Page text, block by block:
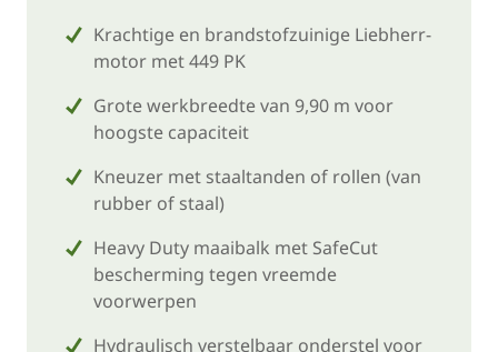
Krachtige en brandstofzuinige Liebherr-
motor met 449 PK
Grote werkbreedte van 9,90 m voor
hoogste capaciteit
Kneuzer met staaltanden of rollen (van
rubber of staal)
Heavy Duty maaibalk met SafeCut
bescherming tegen vreemde
voorwerpen
Hydraulisch verstelbaar onderstel voor